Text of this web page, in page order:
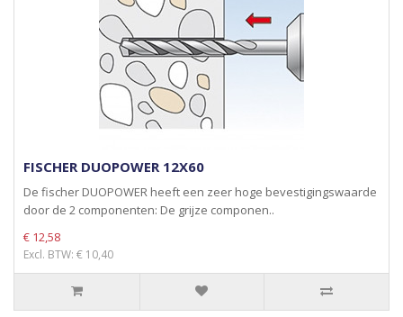
FISCHER DUOPOWER 12X60
De fischer DUOPOWER heeft een zeer hoge bevestigingswaarde
door de 2 componenten: De grijze componen..
€ 12,58
Excl. BTW: € 10,40